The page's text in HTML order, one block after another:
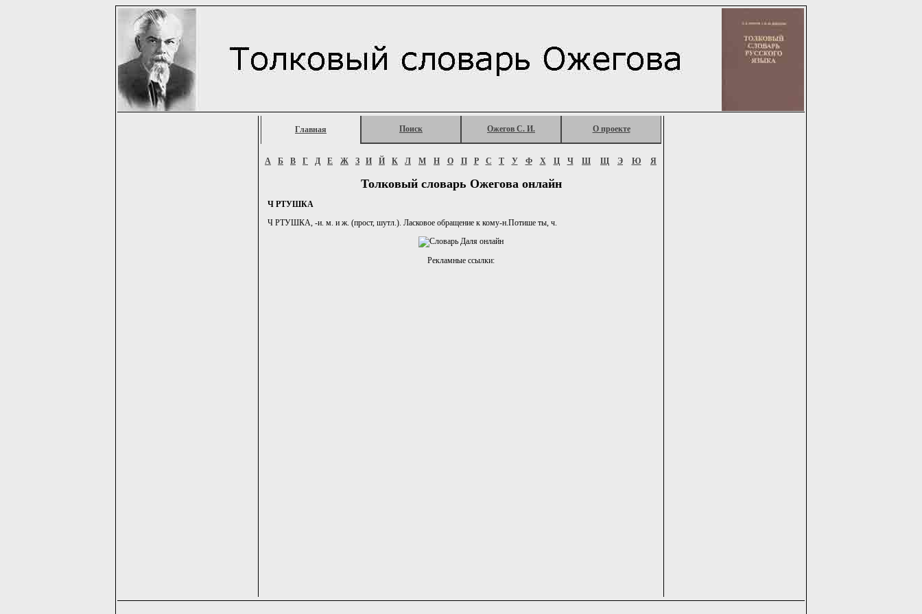
Главная Поиск Ожегов С. И. О проекте
А Б В Г Д Е Ж З И Й К Л М Н О П Р С Т У Ф Х Ц Ч Ш Щ Э Ю Я
Толковый словарь Ожегова онлайн
Ч РТУШКА
Ч РТУШКА, -и. м. и ж. (прост, шутл.). Ласковое обращение к кому-н.Потише ты, ч.
Рекламные ссылки: